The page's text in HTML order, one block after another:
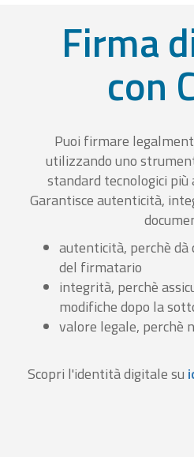
Firma
con
Puoi firmare
utilizzando uno
standard tecnologici più
Garantisce autenticità,
autenticità, perchè
del firmatario
integrità, perchè
modifiche dopo la
valore legale, perchè
Scopri l'identità digitale su